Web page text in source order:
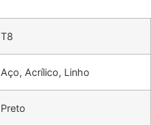
T8
Aço, Acrílico, Linho
Preto